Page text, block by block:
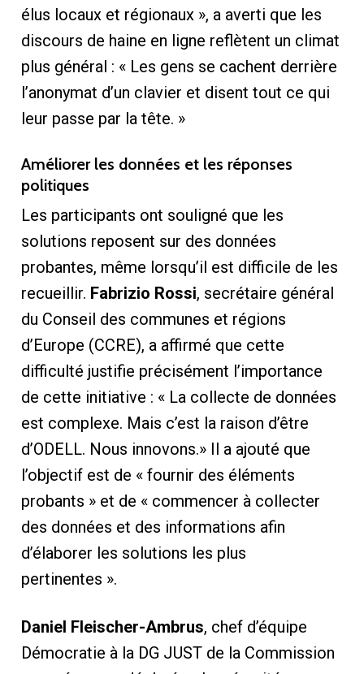
élus locaux et régionaux », a averti que les
discours de haine en ligne reflètent un climat
plus général : « Les gens se cachent derrière
l’anonymat d’un clavier et disent tout ce qui
leur passe par la tête. »
Améliorer les données et les réponses
politiques
Les participants ont souligné que les
solutions reposent sur des données
probantes, même lorsqu’il est difficile de les
recueillir. Fabrizio Rossi, secrétaire général
du Conseil des communes et régions
d’Europe (CCRE), a affirmé que cette
difficulté justifie précisément l’importance
de cette initiative : « La collecte de données
est complexe. Mais c’est la raison d’être
d’ODELL. Nous innovons.» Il a ajouté que
l’objectif est de « fournir des éléments
probants » et de « commencer à collecter
des données et des informations afin
d’élaborer les solutions les plus
pertinentes ».
Daniel Fleischer-Ambrus, chef d’équipe
Démocratie à la DG JUST de la Commission